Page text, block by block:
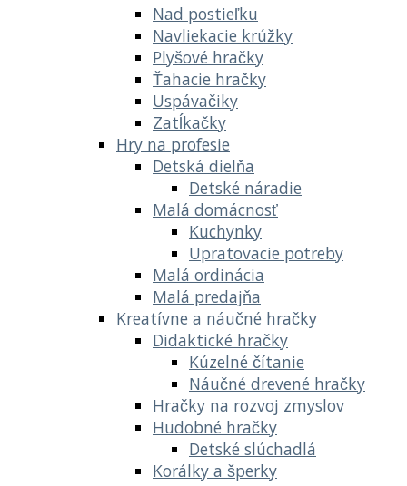
Nad postieľku
Navliekacie krúžky
Plyšové hračky
Ťahacie hračky
Uspávačiky
Zatĺkačky
Hry na profesie
Detská dielňa
Detské náradie
Malá domácnosť
Kuchynky
Upratovacie potreby
Malá ordinácia
Malá predajňa
Kreatívne a náučné hračky
Didaktické hračky
Kúzelné čítanie
Náučné drevené hračky
Hračky na rozvoj zmyslov
Hudobné hračky
Detské slúchadlá
Korálky a šperky